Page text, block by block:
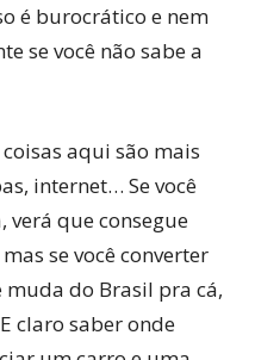
é burocrático e nem
se você não sabe a
aqui são mais
internet… Se você
verá que consegue
se você converter
do Brasil pra cá,
claro saber onde